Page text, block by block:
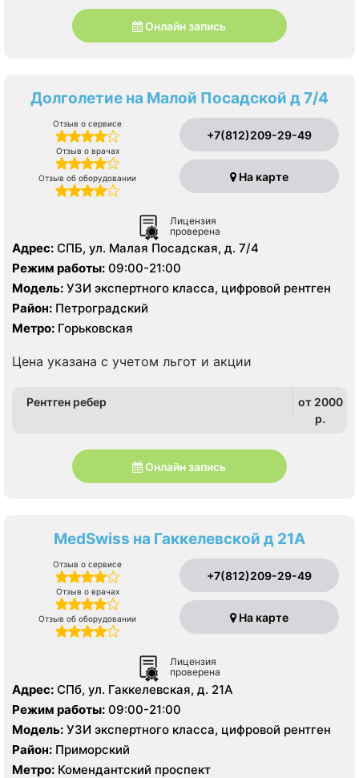
Онлайн запись
Долголетие на Малой Посадской д 7/4
Отзыв о сервисе
Отзыв о врачах
Отзыв об оборудовании
+7(812)209-29-49
На карте
Лицензия
проверена
Адрес: СПБ, ул. Малая Посадская, д. 7/4
Режим работы: 09:00-21:00
Модель: УЗИ экспертного класса, цифровой рентген
Район: Петроградский
Метро: Горьковская
Цена указана с учетом льгот и акции
Рентген ребер
от 2000
p.
Онлайн запись
MedSwiss на Гаккелевской д 21А
Отзыв о сервисе
Отзыв о врачах
Отзыв об оборудовании
+7(812)209-29-49
На карте
Лицензия
проверена
Адрес: СПб, ул. Гаккелевская, д. 21А
Режим работы: 09:00-21:00
Модель: УЗИ экспертного класса, цифровой рентген
Район: Приморский
Метро: Комендантский проспект